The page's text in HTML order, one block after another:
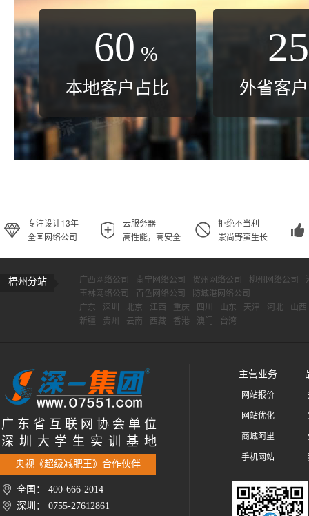
60 %
本地客户占比
25
外省客
专注设计13年
全国网络公司
云服务器
高性能，高安全
拒绝不当利
崇尚野蛮生长
梧州分站 广西网络公司 南宁网络公司 贺州网络公司 柳州网络公司
玉林网络公司
百色网络公司
防城港网络公司
广东
深圳 北京 江西 重庆 四川 山东 天津 河北
山西
新疆
贵州 云南 西藏 香港 澳门 台湾
广 东 省 互 联 网 协 会 单 位
深 圳 大 学 生 实 训 基 地
央视《超级减肥王》合作伙伴
全国： 400-666-2014
深圳： 0755-27612861
主营业务
网站报价
网站优化
商城阿里
手机网站